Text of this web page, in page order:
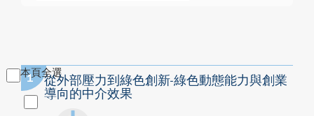
本頁全選
1
從外部壓力到綠色創新-綠色動態能力與創業
導向的中介效果